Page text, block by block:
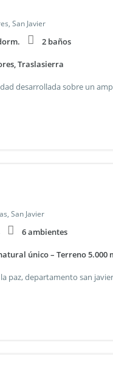
San Javier
2 baños
Traslasierra
San Javier
6 ambientes
único – Terreno 5.000